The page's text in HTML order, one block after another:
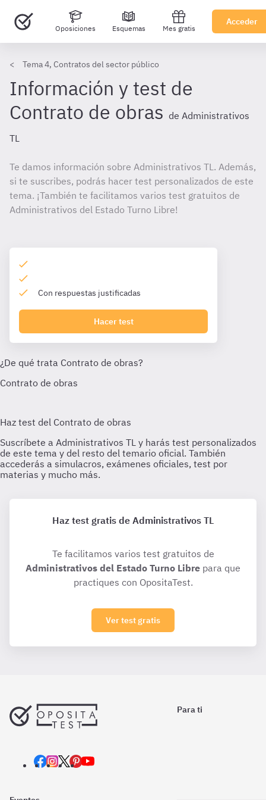
Oposiciones Esquemas Mes gratis
Acceder
Tema 4, Contratos del sector público
Información y test de
Contrato de obras de Administrativos
TL
Te damos información sobre Administrativos TL. Además,
si te suscribes, podrás hacer test personalizados de este
tema. ¡También te facilitamos varios test gratuitos de
Administrativos del Estado Turno Libre!
Con respuestas justificadas
Hacer test
Haz test gratis de Administrativos TL
Te facilitamos varios test gratuitos de
Administrativos del Estado Turno Libre para que
practiques con OpositaTest.
Ver test gratis
Para ti